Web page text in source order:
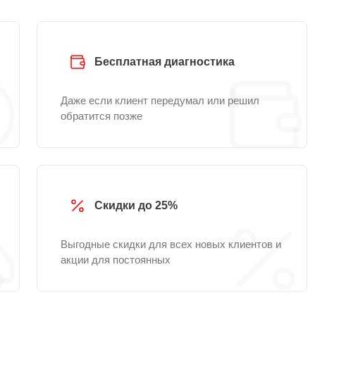
Бесплатная диагностика
Даже если клиент передумал или решил
обратится позже
Скидки до 25%
Выгодные скидки для всех новых клиентов и
акции для постоянных